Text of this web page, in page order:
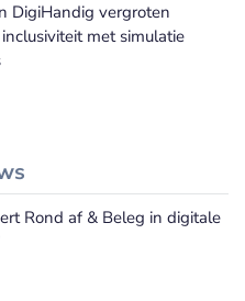
DigiHandig vergroten
met simulatie
Rond af & Beleg in digitale